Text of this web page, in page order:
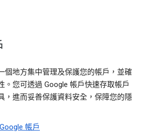
個地方集中管理及保護您的帳戶，並確
。您可透過 Google 帳戶快速存取帳戶
，進而妥善保護資料安全，保障您的隱
帳戶